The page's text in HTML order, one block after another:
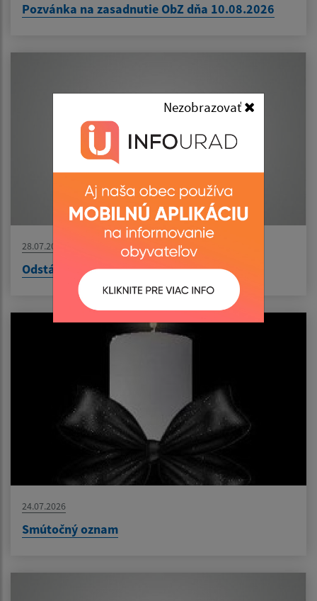
Nezobrazovať
Pozvánka na zasadnutie ObZ dňa 10.08.2026
28.07.2026
Odstávka vody - odstraňovanie poruchy
24.07.2026
Smútočný oznam